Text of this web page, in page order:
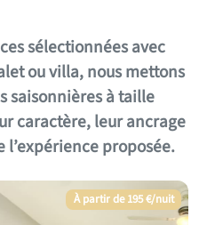
sélectionnées avec
ou villa, nous mettons
saisonnières à taille
caractère, leur ancrage
proposée.
À partir de 113 €/nuit